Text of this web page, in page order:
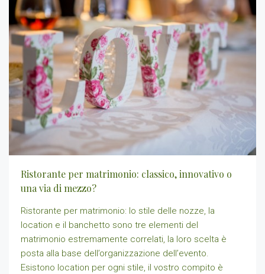
Ristorante per matrimonio: classico, innovativo o
una via di mezzo?
Ristorante per matrimonio: lo stile delle nozze, la
location e il banchetto sono tre elementi del
matrimonio estremamente correlati, la loro scelta è
posta alla base dell’organizzazione dell’evento.
Esistono location per ogni stile, il vostro compito è